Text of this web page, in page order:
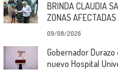
BRINDA CLAUDIA
ZONAS
09/08/2026
Gobernador
nuevo Hospital